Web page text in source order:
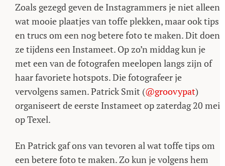
Zoals gezegd geven de Instagrammers je niet alleen
wat mooie plaatjes van toffe plekken, maar ook tips
en trucs om een nog betere foto te maken. Dit doen
ze tijdens een Instameet. Op zo’n middag kun je
met een van de fotografen meelopen langs zijn of
haar favoriete hotspots. Die fotografeer je
vervolgens samen. Patrick Smit (@groovypat)
organiseert de eerste Instameet op zaterdag 20 mei
op Texel.
En Patrick gaf ons van tevoren al wat toffe tips om
een betere foto te maken. Zo kun je volgens hem